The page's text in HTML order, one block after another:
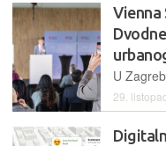
Vienna
29.